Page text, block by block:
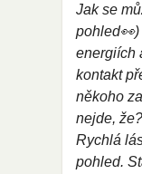
Jak se
energiích
kontakt
někoho
nejde,
Rychlá
pohled.